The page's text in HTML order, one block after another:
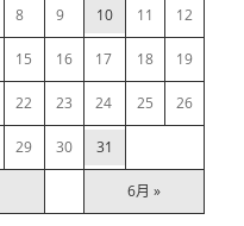
6月 »
8 9 10 11 12
15 16 17 18 19
22 23 24 25 26
29 30 31